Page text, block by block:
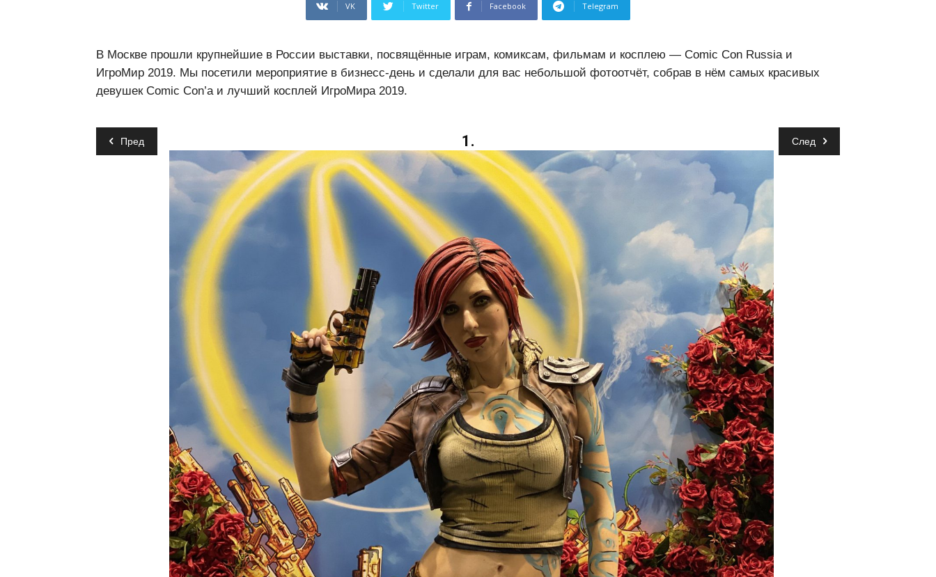
VK Twitter Facebook Telegram
В Москве прошли крупнейшие в России выставки, посвящённые играм, комиксам, фильмам и косплею — Comic Con Russia и
ИгроМир 2019. Мы посетили мероприятие в бизнесс-день и сделали для вас небольшой фотоотчёт, собрав в нём самых красивых
девушек Comic Con’а и лучший косплей ИгроМира 2019.
Пред След
1.